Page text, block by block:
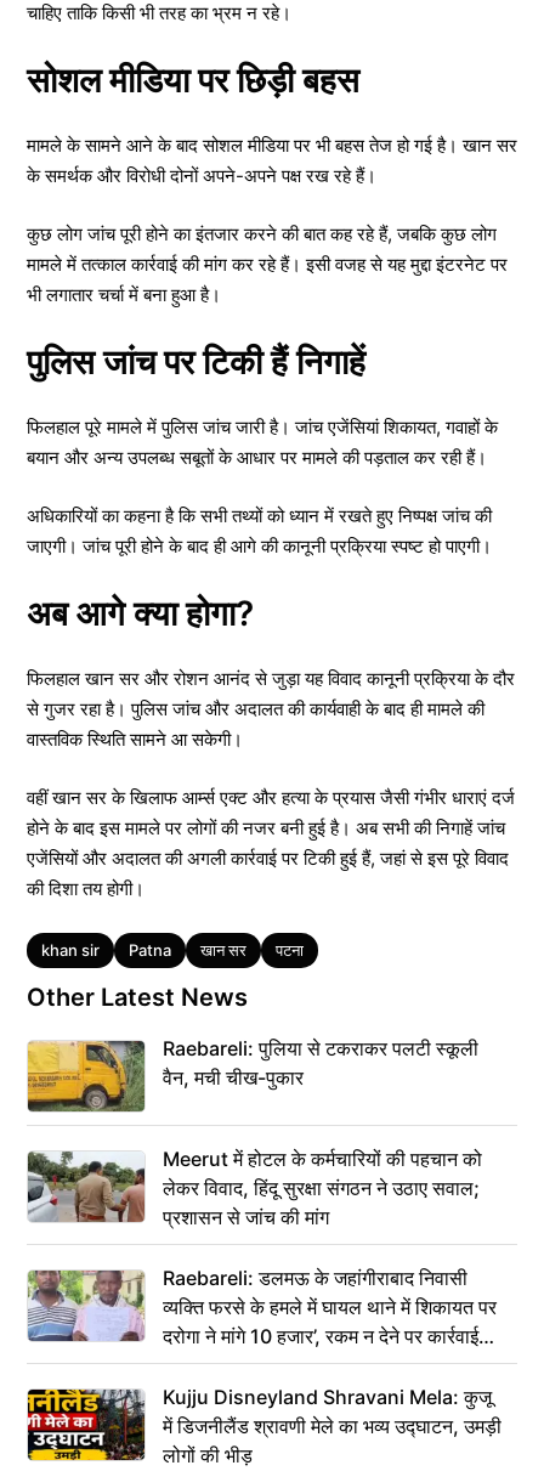
चाहिए ताकि किसी भी तरह का भ्रम न रहे।
सोशल मीडिया पर छिड़ी बहस
मामले के सामने आने के बाद सोशल मीडिया पर भी बहस तेज हो गई है। खान सर
के समर्थक और विरोधी दोनों अपने-अपने पक्ष रख रहे हैं।
कुछ लोग जांच पूरी होने का इंतजार करने की बात कह रहे हैं, जबकि कुछ लोग
मामले में तत्काल कार्रवाई की मांग कर रहे हैं। इसी वजह से यह मुद्दा इंटरनेट पर
भी लगातार चर्चा में बना हुआ है।
पुलिस जांच पर टिकी हैं निगाहें
फिलहाल पूरे मामले में पुलिस जांच जारी है। जांच एजेंसियां शिकायत, गवाहों के
बयान और अन्य उपलब्ध सबूतों के आधार पर मामले की पड़ताल कर रही हैं।
अधिकारियों का कहना है कि सभी तथ्यों को ध्यान में रखते हुए निष्पक्ष जांच की
जाएगी। जांच पूरी होने के बाद ही आगे की कानूनी प्रक्रिया स्पष्ट हो पाएगी।
अब आगे क्या होगा?
फिलहाल खान सर और रोशन आनंद से जुड़ा यह विवाद कानूनी प्रक्रिया के दौर
से गुजर रहा है। पुलिस जांच और अदालत की कार्यवाही के बाद ही मामले की
वास्तविक स्थिति सामने आ सकेगी।
वहीं खान सर के खिलाफ आर्म्स एक्ट और हत्या के प्रयास जैसी गंभीर धाराएं दर्ज
होने के बाद इस मामले पर लोगों की नजर बनी हुई है। अब सभी की निगाहें जांच
एजेंसियों और अदालत की अगली कार्रवाई पर टिकी हुई हैं, जहां से इस पूरे विवाद
की दिशा तय होगी।
Tags
khan sir Patna खान सर पटना
Other Latest News
Raebareli: पुलिया से टकराकर पलटी स्कूली
वैन, मची चीख-पुकार
Meerut में होटल के कर्मचारियों की पहचान को
लेकर विवाद, हिंदू सुरक्षा संगठन ने उठाए सवाल;
प्रशासन से जांच की मांग
Raebareli: डलमऊ के जहांगीराबाद निवासी
व्यक्ति फरसे के हमले में घायल थाने में शिकायत पर
दरोगा ने मांगे 10 हजार’, रकम न देने पर कार्रवाई
ठंडी!
Kujju Disneyland Shravani Mela: कुजू
में डिजनीलैंड श्रावणी मेले का भव्य उद्घाटन, उमड़ी
लोगों की भीड़